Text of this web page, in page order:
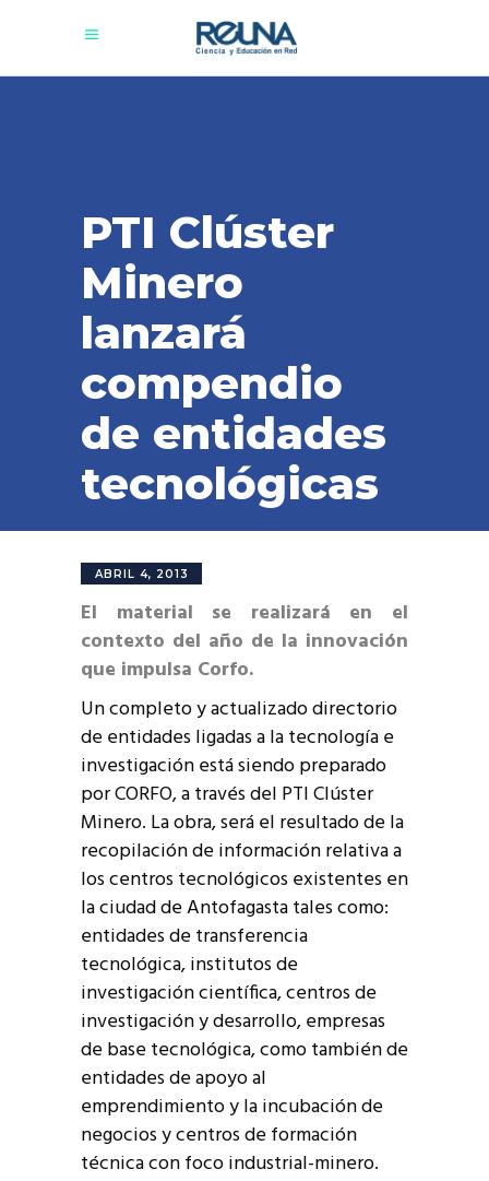
PTI Clúster
Minero
lanzará
compendio
de entidades
tecnológicas
ABRIL 4, 2013
El material se realizará en el
contexto del año de la innovación
que impulsa Corfo.
Un completo y actualizado directorio
de entidades ligadas a la tecnología e
investigación está siendo preparado
por CORFO, a través del PTI Clúster
Minero. La obra, será el resultado de la
recopilación de información relativa a
los centros tecnológicos existentes en
la ciudad de Antofagasta tales como:
entidades de transferencia
tecnológica, institutos de
investigación científica, centros de
investigación y desarrollo, empresas
de base tecnológica, como también de
entidades de apoyo al
emprendimiento y la incubación de
negocios y centros de formación
técnica con foco industrial-minero.